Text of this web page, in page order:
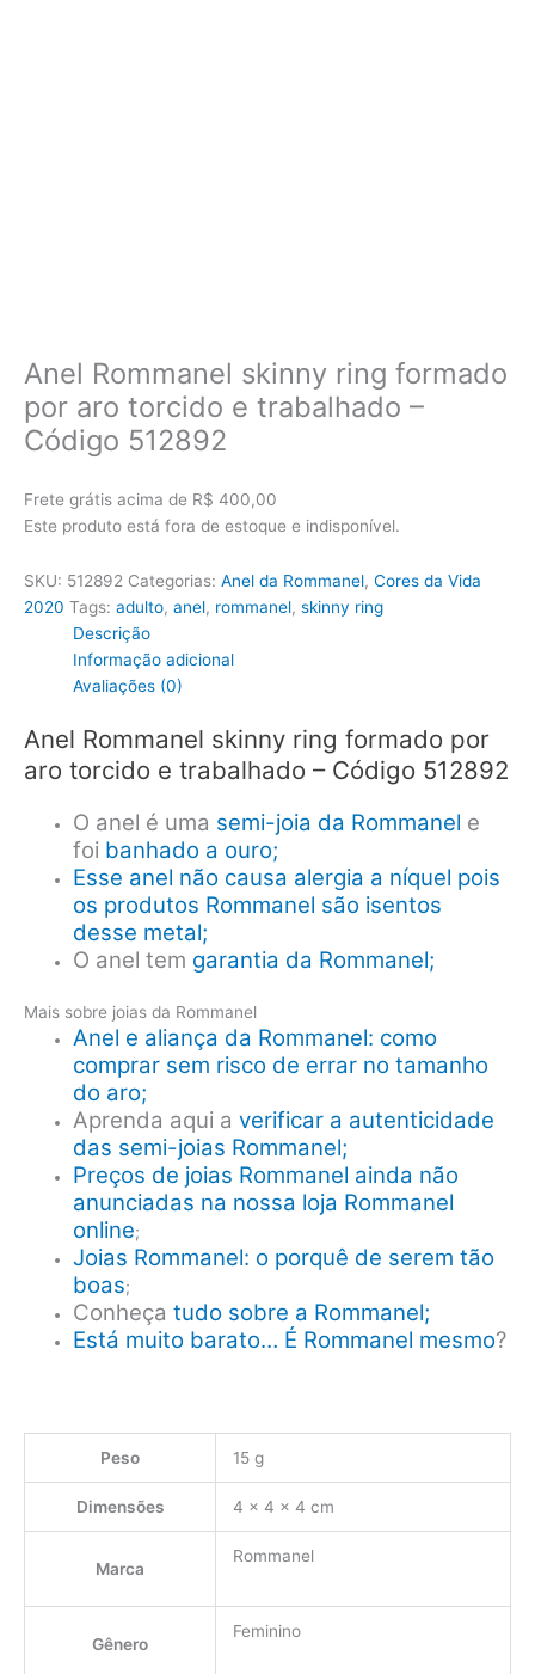
Anel Rommanel skinny ring formado
por aro torcido e trabalhado –
Código 512892
Frete grátis acima de R$ 400,00
Este produto está fora de estoque e indisponível.
SKU: 512892 Categorias: Anel da Rommanel, Cores da Vida
2020 Tags: adulto, anel, rommanel, skinny ring
Descrição
Informação adicional
Avaliações (0)
Anel Rommanel skinny ring formado por
aro torcido e trabalhado – Código 512892
O anel é uma semi-joia da Rommanel e
foi banhado a ouro;
Esse anel não causa alergia a níquel pois
os produtos Rommanel são isentos
desse metal;
O anel tem garantia da Rommanel;
Mais sobre joias da Rommanel
Anel e aliança da Rommanel: como
comprar sem risco de errar no tamanho
do aro;
Aprenda aqui averificar a autenticidade
das semi-joias Rommanel;
Preços de joias Rommanel ainda não
anunciadas na nossa loja Rommanel
online;
Joias Rommanel: o porquê de serem tão
boas;
Conheçatudo sobre a Rommanel;
Está muito barato… É Rommanel mesmo?
Peso 15 g
Dimensões 4 × 4 × 4 cm
Marca
Rommanel
Gênero
Feminino